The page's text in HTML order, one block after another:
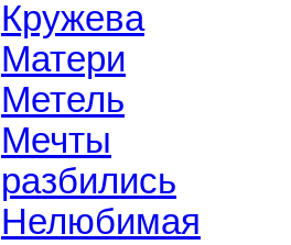
Кружева
Матери
Метель
Мечты
разбились
Нелюбимая